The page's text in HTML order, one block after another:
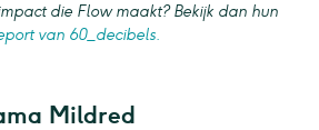
die Flow maakt? Bekijk dan hun
van 60_decibels.
Mildred